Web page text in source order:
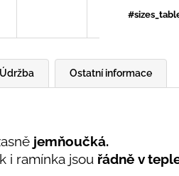
Ostatní informace
Údržba
jemňoučká.
i ramínka jsou řádně v